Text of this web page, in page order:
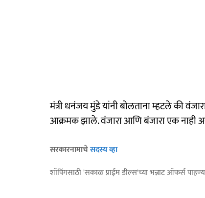
मंत्री धनंजय मुंडे यांनी बोलताना म्हटले की
आक्रमक झाले. वंजारा आणि बंजारा एक नाही
सरकारनामाचेसदस्य व्हा
शॉपिंगसाठी 'सकाळ प्राईम डील्स'च्या भन्नाट ऑफर्स